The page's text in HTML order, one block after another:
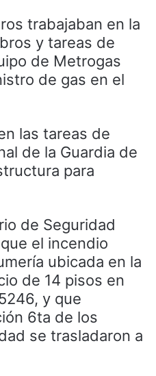
trabajaban en la
y tareas de
de Metrogas
de gas en el
las tareas de
de la Guardia de
para
de Seguridad
el incendio
ubicada en la
de 14 pisos en
y que
6ta de los
se trasladaron a